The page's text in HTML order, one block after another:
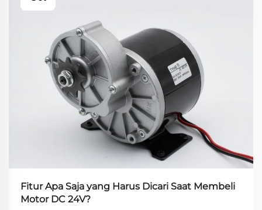
Fitur Apa Saja yang Harus Dicari Saat Membeli
Motor DC 24V?